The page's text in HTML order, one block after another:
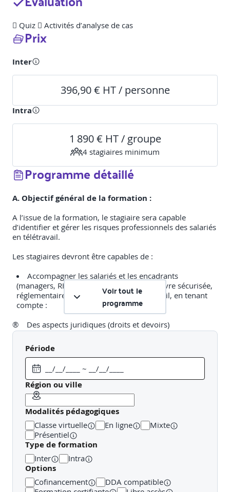
 Quiz  Activités d’analyse de cas
Prix
Inter
396,90 € HT / personne
Intra
1 890 € HT / groupe
4 stagiaires minimum
Programme détaillé
A. Objectif général de la formation :
A l’issue de la formation, le stagiaire sera capable
d’identifier et gérer les risques professionnels des salariés
en télétravail.
Les stagiaires devront être capables de :
Accompagner les salariés et les encadrants
(managers, RH, etc.) dans une mise en œuvre sécurisée,
réglementaire et bienveillante du télétravail, en tenant
compte :
®
Des aspects juridiques (droits et devoirs)
Des risques professionnels spécifiques au travail à
distance
Des bonnes pratiques pour préserver la santé
physique et mentale des travailleurs
B. Objectifs pédagogiques :
À l’issue de la formation, le participant sera capable de :
Comprendre le cadre juridique du télétravail et les
obligations qui en découlent pour l’employeur et les
salariés ;
Voir tout le
programme
Période
Région ou ville
Modalités pédagogiques
Classe virtuelle En ligne
Mixte
Présentiel
Type de formation
Inter Intra
Options
Cofinancement
DDA compatible